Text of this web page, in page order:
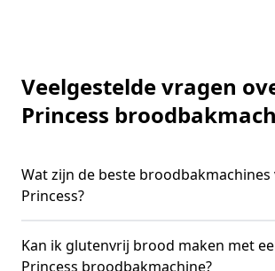
Veelgestelde vragen
Princess
Wat zijn de beste broodbakmachines
Princess?
Princess telt verschillende
Kan ik glutenvrij brood maken met
Princess broodbakmachine?